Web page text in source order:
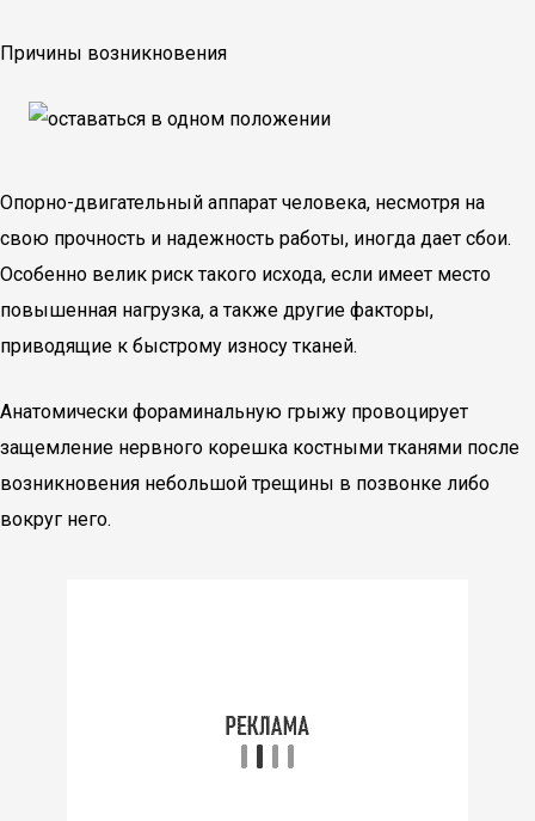
Причины возникновения
Опорно-двигательный аппарат человека, несмотря на
свою прочность и надежность работы, иногда дает сбои.
Особенно велик риск такого исхода, если имеет место
повышенная нагрузка, а также другие факторы,
приводящие к быстрому износу тканей.
Анатомически фораминальную грыжу провоцирует
защемление нервного корешка костными тканями после
возникновения небольшой трещины в позвонке либо
вокруг него.